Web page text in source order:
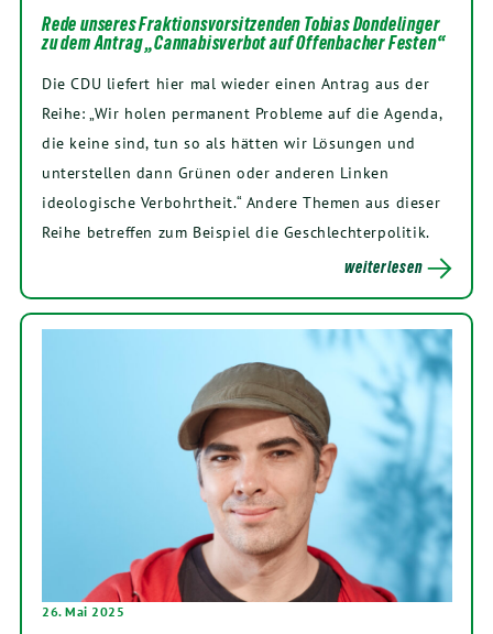
Rede unseres Fraktionsvorsitzenden Tobias Dondelinger
zu dem Antrag „Cannabisverbot auf Offenbacher Festen“
Die CDU liefert hier mal wieder einen Antrag aus der
Reihe: „Wir holen permanent Probleme auf die Agenda,
die keine sind, tun so als hätten wir Lösungen und
unterstellen dann Grünen oder anderen Linken
ideologische Verbohrtheit.“ Andere Themen aus dieser
Reihe betreffen zum Beispiel die Geschlechterpolitik.
weiterlesen
26. Mai 2025